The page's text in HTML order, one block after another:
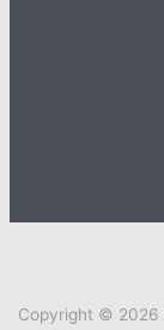
Copyright © 2026